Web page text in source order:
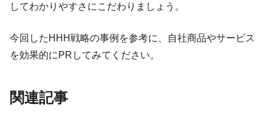
してわかりやすさにこだわりましょう。
今回したHHH戦略の事例を参考に、自社商品やサービス
を効果的にPRしてみてください。
関連記事